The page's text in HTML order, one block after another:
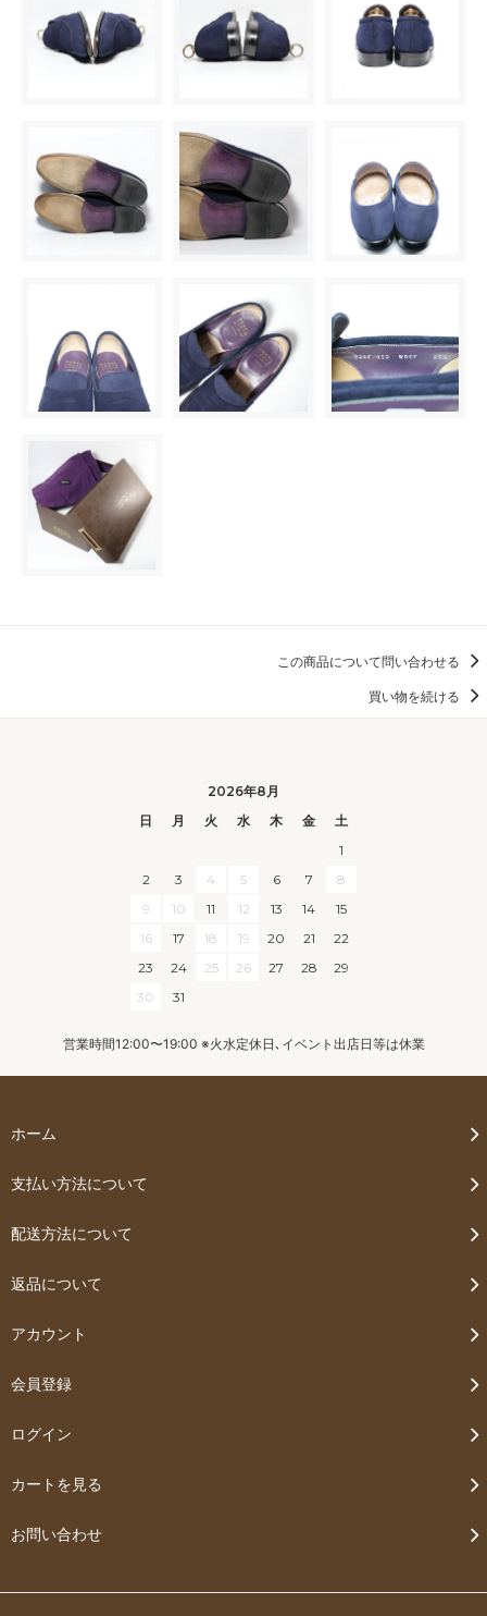
この商品について問い合わせる
買い物を続ける
2026年8月
日
月 火 水 木 金
土
1
2
3 4 5 6 7
8
9
10 11 12 13 14
15
16
17 18 19 20 21
22
23
24 25 26 27 28
29
30
31
営業時間12:00〜19:00 ※火水定休日､イベント出店日等は休業
ホーム
支払い方法について
配送方法について
返品について
アカウント
会員登録
ログイン
カートを見る
お問い合わせ